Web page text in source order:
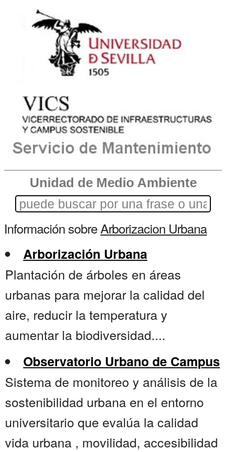
Unidad de Medio Ambiente
Información sobreArborizacion Urbana
Arborización Urbana
Plantación de árboles en áreas
urbanas para mejorar la calidad del
aire, reducir la temperatura y
aumentar la biodiversidad....
Observatorio Urbano de Campus
Sistema de monitoreo y análisis de la
sostenibilidad urbana en el entorno
universitario que evalúa la calidad
vida urbana , movilidad, accesibilidad